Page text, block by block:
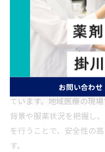
する際、安全性向上の責
す。なぜなら、地域社会
者が多く、薬剤師の専門
康維持や医療事故の防止
薬剤師は、薬品の調剤だ
チェック、服薬指導を通
ています。地域医療の現
背景や服薬状況を把握し
を行うことで、安全性の
す。
お問い合わ
お問い合わ